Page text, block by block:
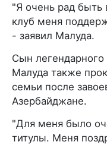
"Я очень рад быть
клуб меня
- заявил Малуда.
Сын
Малуда также
семьи после
Азербайджане.
"Для меня было
титулы. Меня